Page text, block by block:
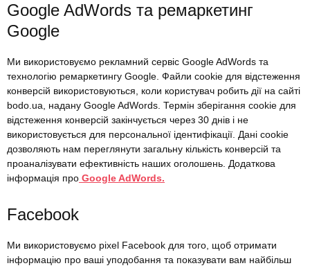
Google AdWords та ремаркетинг
Google
Ми використовуємо рекламний сервіс Google AdWords та
технологію ремаркетингу Google. Файли cookie для відстеження
конверсій використовуються, коли користувач робить дії на сайті
bodo.ua, надану Google AdWords. Термін зберігання cookie для
відстеження конверсій закінчується через 30 днів і не
використовується для персональної ідентифікації. Дані cookie
дозволяють нам переглянути загальну кількість конверсій та
проаналізувати ефективність наших оголошень. Додаткова
інформація про Google AdWords.
Facebook
Ми використовуємо pixel Facebook для того, щоб отримати
інформацію про ваші уподобання та показувати вам найбільш